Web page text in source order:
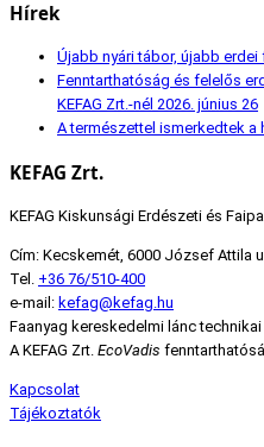
Hírek
Újabb nyári tábor, újabb
Fenntarthatóság és felelős
KEFAG Zrt.-nél 2026. június 26
A természettel ismerkedtek
KEFAG Zrt.
KEFAG Kiskunsági Erdészeti és
Cím: Kecskemét, 6000 József Attila
Tel. +36 76/510-400
e-mail: kefag@kefag.hu
Faanyag kereskedelmi lánc
A KEFAG Zrt. EcoVadis
Kapcsolat
Tájékoztatók